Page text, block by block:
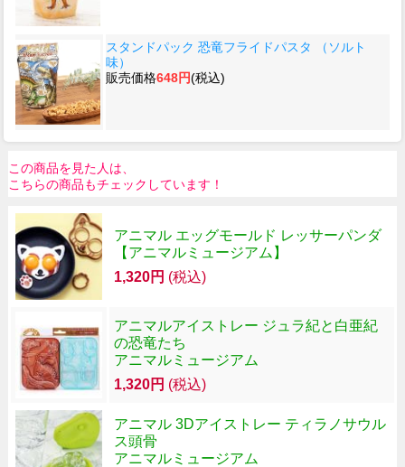
スタンドパック 恐竜フライドパスタ （ソルト
味）
販売価格648円(税込)
この商品を見た人は、
こちらの商品もチェックしています！
アニマル エッグモールド レッサーパンダ
【アニマルミュージアム】
1,320円 (税込)
アニマルアイストレー ジュラ紀と白亜紀
の恐竜たち
アニマルミュージアム
1,320円 (税込)
アニマル 3Dアイストレー ティラノサウル
ス頭骨
アニマルミュージアム